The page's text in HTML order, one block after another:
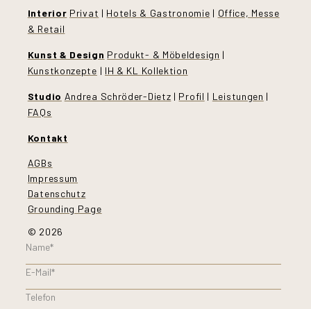
Interior Privat | Hotels & Gastronomie | Office, Messe
& Retail
Kunst & Design Produkt- & Möbeldesign |
Kunstkonzepte | IH & KL Kollektion
Studio Andrea Schröder-Dietz | Profil | Leistungen |
FAQs
Kontakt
AGBs
Impressum
Datenschutz
Grounding Page
© 2026